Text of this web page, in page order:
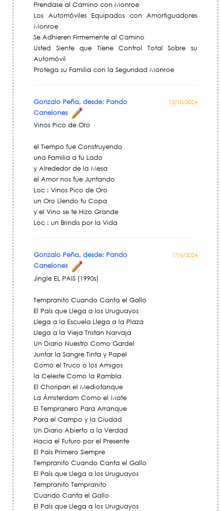
Prendase al Camino con Monroe
Los Automóviles Equipados con Amortiguadores
Monroe
Se Adhieren Firmemente al Camino
Usted Siente que Tiene Control Total Sobre su
Automóvil
Protega su Familia con la Seguridad Monroe
Gonzalo Peña, desde: Pando
Canelones
12/10/2024
Vinos Pico de Oro
el Tiempo fue Construyendo
una Familia a tu Lado
y Alrededor de la Mesa
el Amor nos fue Juntando
Loc : Vinos Pico de Oro
un Oro Llendo tu Copa
y el Vino se te Hizo Grande
Loc : un Brindis por la Vida
Gonzalo Peña, desde: Pando
Canelones
17/6/2024
Jingle EL PAIS (1990s)
Tempranito Cuando Canta el Gallo
El País que Llega a los Uruguayos
Llega a la Escuela Llega a la Plaza
Llega a la Vieja Tristan Narvaja
Un Diario Nuestro Como Gardel
Juntar la Sangre Tinta y Papel
Como el Truco o los Amigos
la Celeste Como la Rambla
El Choripan el Mediotanque
La Ámsterdam Como el Mate
El Tempranero Para Arranque
Para el Campo y la Ciudad
Un Diario Abierto a la Verdad
Hacia el Futuro por el Presente
El País Primero Siempre
Tempranito Cuando Canta el Gallo
El País que Llega a los Uruguayos
Tempranito Tempranito
Cuando Canta el Gallo
El País que Llega a los Uruguayos